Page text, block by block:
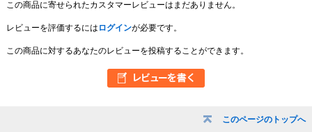
このページのトップへ
この商品に寄せられたカスタマーレビューはまだありません。
レビューを評価するには ログインが必要です。
この商品に対するあなたのレビューを投稿することができます。